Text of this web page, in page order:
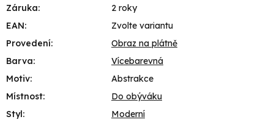
Záruka:
2 roky
EAN:
Zvolte variantu
Provedení:
Obraz na plátně
Barva:
Vícebarevná
Motiv:
Abstrakce
Místnost:
Do obýváku
Styl:
Moderní